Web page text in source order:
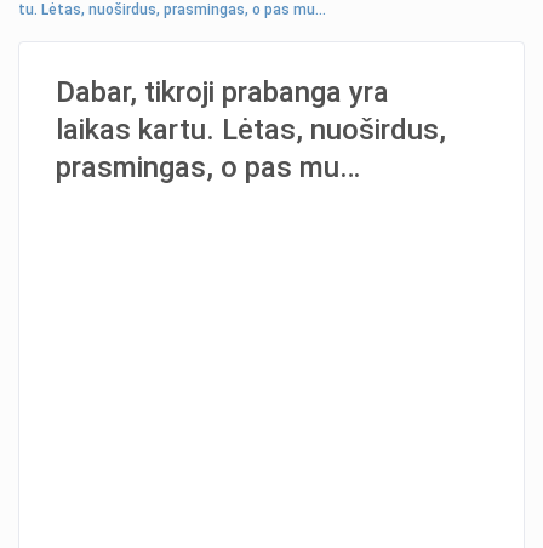
tu. Lėtas, nuoširdus, prasmingas, o pas mu…
Dabar, tikroji prabanga yra
laikas kartu. Lėtas, nuoširdus,
prasmingas, o pas mu…